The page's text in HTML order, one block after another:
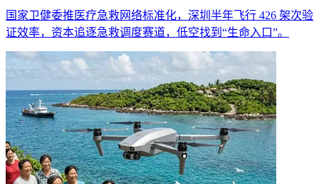
国家卫健委推医疗急救网络标准化，深圳半年飞行 426 架次验
证效率，资本追逐急救调度赛道，低空找到“生命入口”。